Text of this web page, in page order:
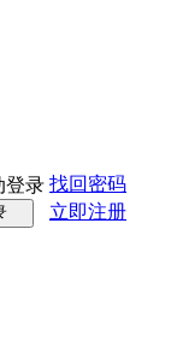
登录 找回密码
立即注册